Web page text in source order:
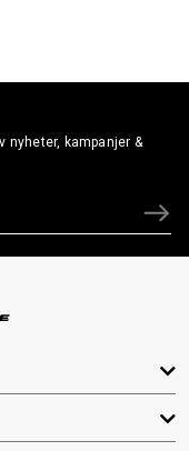
nyheter, kampanjer &